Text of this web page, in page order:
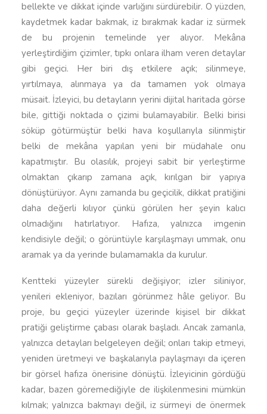
bellekte ve dikkat içinde varlığını sürdürebilir. O yüzden,
kaydetmek kadar bakmak, iz bırakmak kadar iz sürmek
de bu projenin temelinde yer alıyor. Mekâna
yerleştirdiğim çizimler, tıpkı onlara ilham veren detaylar
gibi geçici. Her biri dış etkilere açık; silinmeye,
yırtılmaya, alınmaya ya da tamamen yok olmaya
müsait. İzleyici, bu detayların yerini dijital haritada görse
bile, gittiği noktada o çizimi bulamayabilir. Belki birisi
söküp götürmüştür belki hava koşullarıyla silinmiştir
belki de mekâna yapılan yeni bir müdahale onu
kapatmıştır. Bu olasılık, projeyi sabit bir yerleştirme
olmaktan çıkarıp zamana açık, kırılgan bir yapıya
dönüştürüyor. Aynı zamanda bu geçicilik, dikkat pratiğini
daha değerli kılıyor çünkü görülen her şeyin kalıcı
olmadığını hatırlatıyor. Hafıza, yalnızca imgenin
kendisiyle değil; o görüntüyle karşılaşmayı ummak, onu
aramak ya da yerinde bulamamakla da kurulur.
Kentteki yüzeyler sürekli değişiyor; izler siliniyor,
yenileri ekleniyor, bazıları görünmez hâle geliyor. Bu
proje, bu geçici yüzeyler üzerinde kişisel bir dikkat
pratiği geliştirme çabası olarak başladı. Ancak zamanla,
yalnızca detayları belgeleyen değil; onları takip etmeyi,
yeniden üretmeyi ve başkalarıyla paylaşmayı da içeren
bir görsel hafıza önerisine dönüştü. İzleyicinin gördüğü
kadar, bazen göremediğiyle de ilişkilenmesini mümkün
kılmak; yalnızca bakmayı değil, iz sürmeyi de önermek